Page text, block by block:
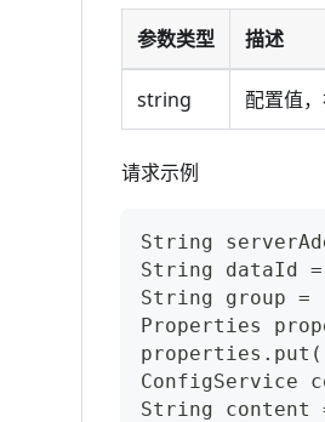
参数类型 描述
string 配置值
请求示例
String
String dataId
String group =
Properties
ConfigService
String content